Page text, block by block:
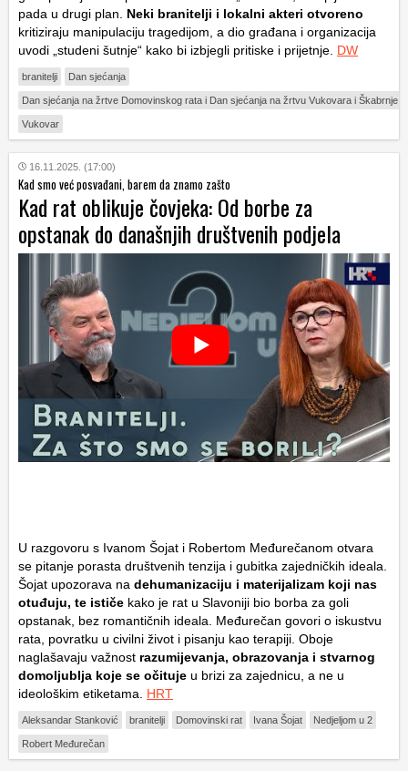
pada u drugi plan. Neki branitelji i lokalni akteri otvoreno
kritiziraju manipulaciju tragedijom, a dio građana i organizacija
uvodi „studeni šutnje“ kako bi izbjegli pritiske i prijetnje. DW
branitelji Dan sjećanja
Dan sjećanja na žrtve Domovinskog rata i Dan sjećanja na žrtvu Vukovara i Škabrnje
Vukovar
16.11.2025. (17:00)
Kad smo već posvađani, barem da znamo zašto
Kad rat oblikuje čovjeka: Od borbe za
opstanak do današnjih društvenih podjela
U razgovoru s Ivanom Šojat i Robertom Međurečanom otvara
se pitanje porasta društvenih tenzija i gubitka zajedničkih ideala.
Šojat upozorava na dehumanizaciju i materijalizam koji nas
otuđuju, te ističe kako je rat u Slavoniji bio borba za goli
opstanak, bez romantičnih ideala. Međurečan govori o iskustvu
rata, povratku u civilni život i pisanju kao terapiji. Oboje
naglašavaju važnost razumijevanja, obrazovanja i stvarnog
domoljublja koje se očituje u brizi za zajednicu, a ne u
ideološkim etiketama. HRT
Aleksandar Stanković branitelji Domovinski rat Ivana Šojat Nedjeljom u 2
Robert Međurečan